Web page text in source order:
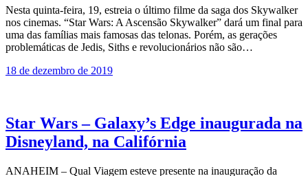
Nesta quinta-feira, 19, estreia o último filme da saga dos Skywalker
nos cinemas. “Star Wars: A Ascensão Skywalker” dará um final para
uma das famílias mais famosas das telonas. Porém, as gerações
problemáticas de Jedis, Siths e revolucionários não são…
18 de dezembro de 2019
Star Wars – Galaxy’s Edge inaugurada na
Disneyland, na Califórnia
ANAHEIM – Qual Viagem esteve presente na inauguração da